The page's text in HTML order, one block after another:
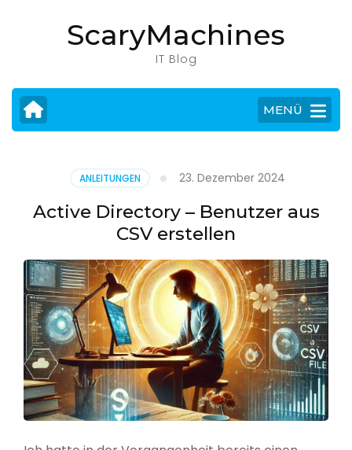
drücken)
ScaryMachines
IT Blog
MENÜ
ANLEITUNGEN 23. Dezember 2024
Active Directory – Benutzer aus
CSV erstellen